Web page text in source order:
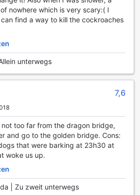
ToTo Hostel: Aktivität und
erwartet Sie eine aufregende
für Abenteuerliebhaber ideal
ist die Dartscheibe, die nicht
die Probe stellt. Genießen Sie
Runde Darts, während Sie die
des Hostels erleben.
das ToTo Hostel Zugang zu
die Sie durch die
Vietnams führen. Diese Trails sind
Schönheit der Umgebung erkunden
gleichzeitig fit bleiben. Ob Sie ein
nowhere which is very scary:( I
find a way to kill the cockroaches
unterwegs
7,6
too far from the dragon bridge,
and go to the golden bridge. Cons:
that were barking at 23h30 at
woke us up.
| Zu zweit unterwegs